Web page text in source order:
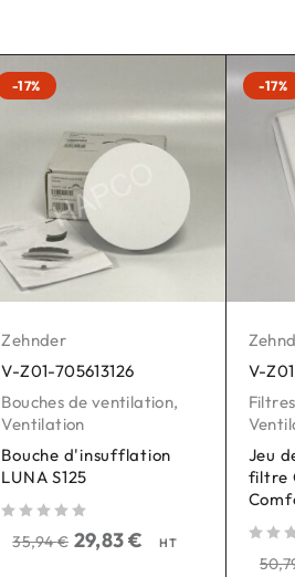
-17%
Zehnder
V-Z01-705613126
Bouches de ventilation,
Ventilation
Bouche d'insufflation
LUNA S125
35,94€ 29,83€ HT
-17%
V-
Jeu
filtre